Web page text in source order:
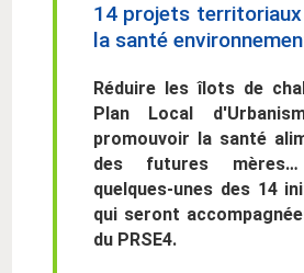
14 projets
la santé
Réduire les îlots de
Plan Local
promouvoir la santé
des futures
quelques-unes des 14
qui seront
du PRSE4.